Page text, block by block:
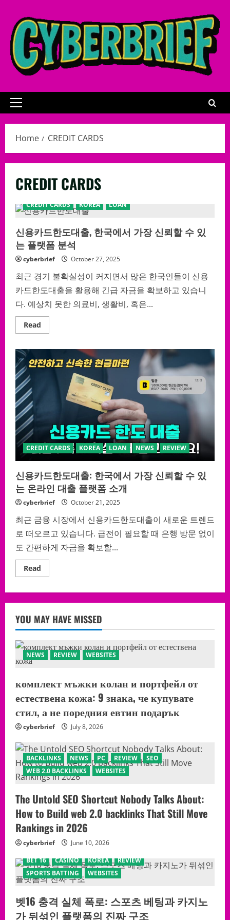
content
Primary
Home CREDIT CARDS
CREDIT CARDS
CREDIT CARDS KOREA LOAN
신용카드한도대출, 한국에서 가장 신뢰할 수 있
는 플랫폼 분석
cyberbrief October 27, 2025
최근 경기 불확실성이 커지면서 많은 한국인들이 신용
카드한도대출을 활용해 긴급 자금을 확보하고 있습니
다. 예상치 못한 의료비, 생활비, 혹은...
Read
more
카
드
가
신
뢰
할
있
는
플
랫
폼
석
CREDIT CARDS KOREA LOAN NEWS REVIEW
신용카드한도대출: 한국에서 가장 신뢰할 수 있
는 온라인 대출 플랫폼 소개
cyberbrief October 21, 2025
최근 금융 시장에서 신용카드한도대출이 새로운 트렌드
로 떠오르고 있습니다. 급전이 필요할 때 은행 방문 없이
도 간편하게 자금을 확보할...
Read
more
카
한
도
대
한
국
에
장
신
뢰
할
수
있
는
인
대
출
플
랫
폼
개
YOU MAY HAVE MISSED
NEWS REVIEW WEBSITES
комплект мъжки колан и портфейл от
естествена кожа: 9 знака, че купувате
стил, а не поредния евтин подарък
cyberbrief July 8, 2026
BACKLINKS NEWS PC REVIEW
SEO
WEB 2.0 BACKLINKS
WEBSITES
The Untold SEO Shortcut Nobody Talks About:
How to Build web 2.0 backlinks That Still Move
Rankings in 2026
cyberbrief
June 10, 2026
BET 16
CASINO KOREA
REVIEW
SPORTS BATTING
WEBSITES
벳16 충격 실체 폭로: 스포츠 베팅과 카지노
가 뒤섞인 플랫폼의 진짜 구조